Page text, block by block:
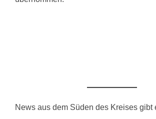
News aus dem Süden des Kreises gibt